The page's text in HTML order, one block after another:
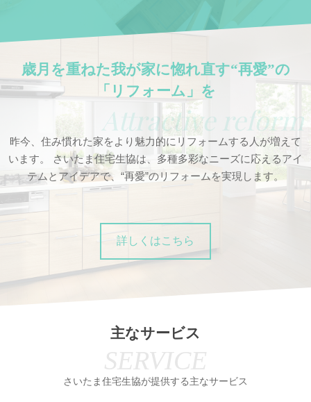
歳月を重ねた我が家に惚れ直す“再愛”の
「リフォーム」を
Attractive reform
昨今、住み慣れた家をより魅力的にリフォームする人が増えて
います。 さいたま住宅生協は、多種多彩なニーズに応えるアイ
テムとアイデアで、“再愛”のリフォームを実現します。
詳しくはこちら
主なサービス
SERVICE
さいたま住宅生協が提供する主なサービス